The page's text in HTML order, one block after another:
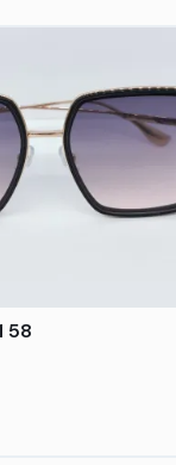
58